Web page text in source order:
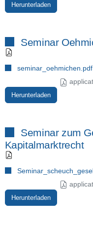
Herunterladen
Seminar
seminar_oehmichen.pdf
Herunterladen
Seminar zum
Kapitalmarktrecht
Herunterladen